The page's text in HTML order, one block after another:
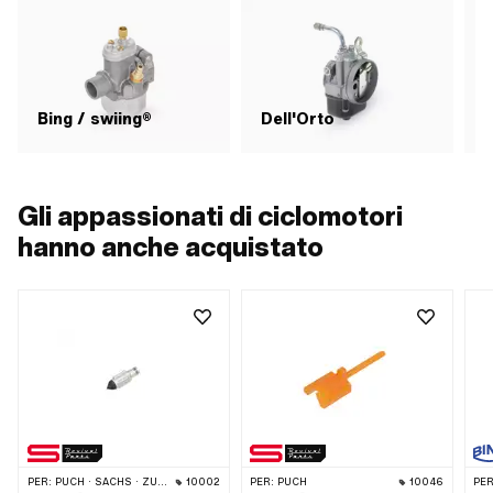
Bing / swiing® Dell'Orto
Gli appassionati di ciclomotori
hanno anche acquistato
PER: PUCH · SACHS · ZÜNDAPP BELMONDO · DKW · ERCOLE · KREIDLER · KTM 10002 PER: PUCH 10046